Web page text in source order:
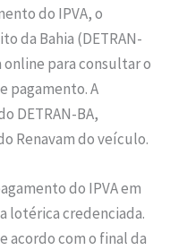
do IPVA, o
da Bahia (DETRAN-
para consultar o
pagamento. A
DETRAN-BA,
Renavam do veículo.
do IPVA em
lotérica credenciada.
acordo com o final da